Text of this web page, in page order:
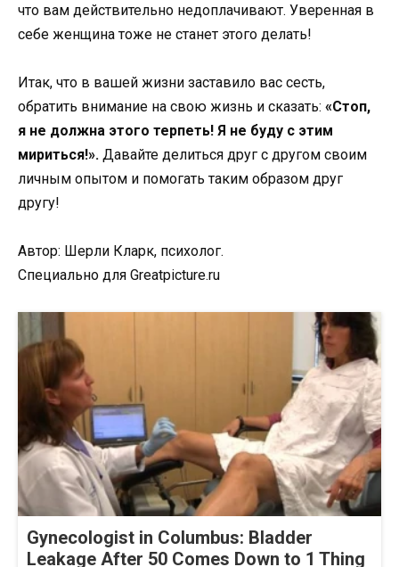
что вам действительно недоплачивают. Уверенная в
себе женщина тоже не станет этого делать!
Итак, что в вашей жизни заставило вас сесть,
обратить внимание на свою жизнь и сказать: «Стоп,
я не должна этого терпеть! Я не буду с этим
мириться!». Давайте делиться друг с другом своим
личным опытом и помогать таким образом друг
другу!
Автор: Шерли Кларк, психолог.
Специально для Greatpicture.ru
Gynecologist in Columbus: Bladder
Leakage After 50 Comes Down to 1 Thing